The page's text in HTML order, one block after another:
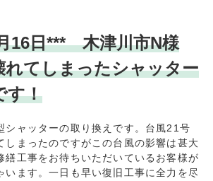
16日*** 木津川市N様
てしまったシャッター
す！
シャッターの取り換えです。台風21号
しまったのですがこの台風の影響は甚大
繕工事をお待ちいただいているお客様が
います。一日も早い復旧工事に全力を尽